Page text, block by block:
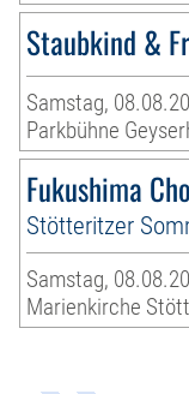
Staubkind &
Samstag,
Parkbühne
Fukushima
Stötteritzer
Samstag,
Marienkirche